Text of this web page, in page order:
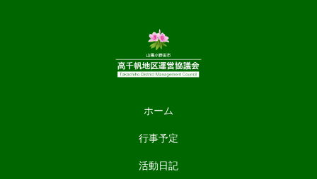
ホーム
行事予定
活動日記